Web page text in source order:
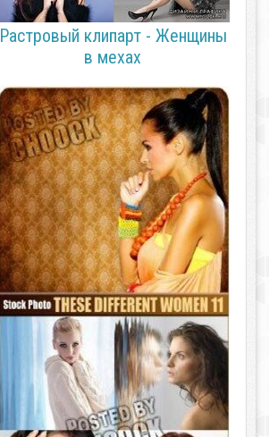
Растровый клипарт - Женщины
в мехах